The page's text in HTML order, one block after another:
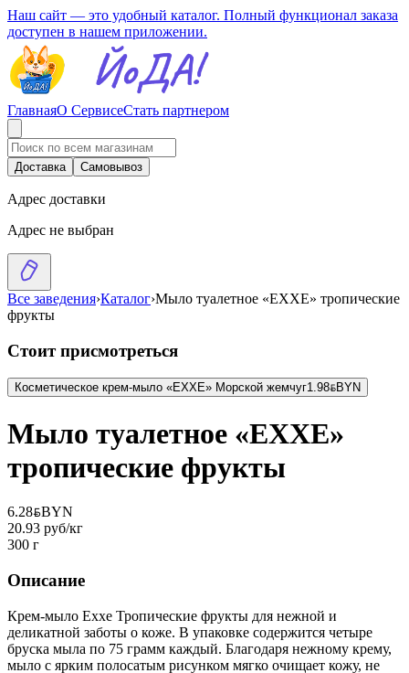
Наш сайт — это удобный каталог. Полный функционал заказа
доступен в нашем приложении.
ГлавнаяО СервисеСтать партнером
Доставка Самовывоз
Адрес доставки
Адрес не выбран
Все заведения›Каталог›Мыло туалетное «EXXE» тропические
фрукты
Стоит присмотреться
Косметическое крем-мыло «EXXE» Морской жемчуг1.98BYNBYN
Мыло туалетное «EXXE»
тропические фрукты
6.28BYNBYN
20.93 руб/кг
300 г
Описание
Крем-мыло Exxe Тропические фрукты для нежной и
деликатной заботы о коже. В упаковке содержится четыре
бруска мыла по 75 грамм каждый. Благодаря нежному крему,
мыло с ярким полосатым рисунком мягко очищает кожу, не